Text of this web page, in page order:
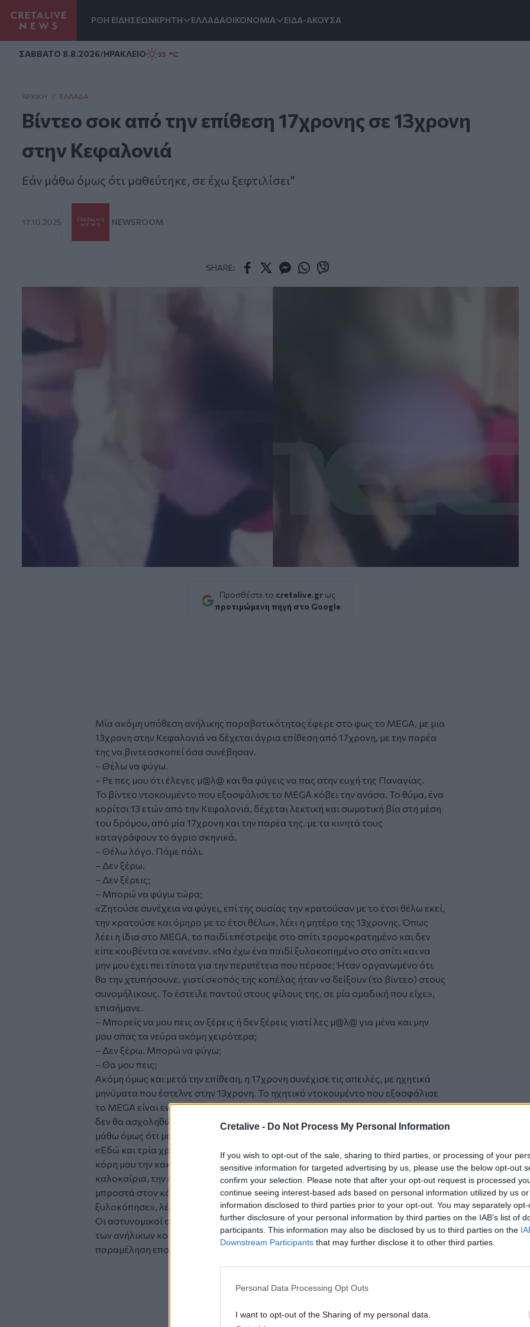
Cretalive - Do Not Process My Personal Information
If you wish to opt-out of the sale, sharing to third parties, or processing of your
sensitive information for targeted advertising by us, please use the below opt-out
confirm your selection. Please note that after your opt-out request is processed
continue seeing interest-based ads based on personal information utilized by us
information disclosed to third parties prior to your opt-out. You may separately
further disclosure of your personal information by third parties on the IAB’s list of
participants. This information may also be disclosed by us to third parties on the
Downstream Participants that may further disclose it to other third parties.
Personal Data Processing Opt Outs
I want to opt-out of the Sharing of my personal data.
ΡΟΗ ΕΙΔΗΣΕΩΝΚΡΗΤΗ ΕΛΛΑΔΑΟΙΚΟΝΟΜΙΑ ΕΙΔΑ-ΑΚΟΥΣΑ
ΣAΒΒΑΤΟ 8.8.2026/ΗΡΑΚΛΕΙΟ 33 °C
ΑΡΧΙΚΗ / ΕΛΛΆΔΑ
Βίντεο σοκ από την επίθεση 17χρονης σε 13χρονη
στην Κεφαλονιά
Εάν μάθω όμως ότι μαθεύτηκε, σε έχω ξεφτιλίσει"
17.10.2025 NEWSROOM
SHARE:
Προσθέστε το cretalive.gr ως
προτιμώμενη πηγή στο Google
Μία ακόμη υπόθεση ανήλικης παραβατικότητας έφερε στο φως το MEGA, με μια
13χρονη στην Κεφαλονιά να δέχεται άγρια επίθεση από 17χρονη, με την παρέα
της να βιντεοσκοπεί όσα συνέβησαν.
– Θέλω να φύγω.
– Ρε πες μου ότι έλεγες μ@λ@ και θα φύγεις να πας στην ευχή της Παναγίας.
Το βίντεο ντοκουμέντο που εξασφάλισε το MEGA κόβει την ανάσα. Το θύμα, ένα
κορίτσι 13 ετών από την Κεφαλονιά, δέχεται λεκτική και σωματική βία στη μέση
του δρόμου, από μία 17χρονη και την παρέα της, με τα κινητά τους
καταγράφουν το άγριο σκηνικό.
– Θέλω λόγο. Πάμε πάλι.
– Δεν ξέρω.
– Δεν ξέρεις;
– Μπορώ να φύγω τώρα;
«Ζητούσε συνέχεια να φύγει, επί της ουσίας την κρατούσαν με το έτσι θέλω εκεί,
την κρατούσε και όμηρο με το έτσι θέλω», λέει η μητέρα της 13χρονης. Όπως
λέει η ίδια στο MEGA, το παιδί επέστρεψε στο σπίτι τρομοκρατημένο και δεν
είπε κουβέντα σε κανέναν. «Να έχω ένα παιδί ξυλοκοπημένο στο σπίτι και να
μην μου έχει πει τίποτα για την περιπέτεια που πέρασε; Ήταν οργανωμένο ότι
θα την χτυπήσουνε, γιατί σκοπός της κοπέλας ήταν να δείξουν (το βίντεο) στους
συνομήλικους. Το έστειλε παντού στους φίλους της, σε μία ομαδική που είχε»,
επισήμανε.
– Μπορείς να μου πεις αν ξέρεις ή δεν ξέρεις γιατί λες μ@λ@ για μένα και μην
μου σπας τα νεύρα ακόμη χειρότερα;
– Δεν ξέρω. Μπορώ να φύγω;
– Θα μου πεις;
Ακόμη όμως και μετά την επίθεση, η 17χρονη συνέχισε τις απειλές, με ηχητικά
μηνύματα που έστελνε στην 13χρονη. Το ηχητικό ντοκουμέντο που εξασφάλισε
το MEGA είναι ενδεικτικό για τον εφιάλτη που βίωνε η νεαρή μαθήτρια. «Εγώ
δεν θα ασχοληθώ άλλο μαζί σου, ό,τι και να λες πήγαινε λέγε ό,τι θέλεις. Εάν
μάθω όμως ότι μαθεύτηκε, σε έχω ξεφτιλίσει, μόνο αυτό έχω να σου πω».
«Εδώ και τρία χρόνια, από τα 11 της, με την εισαγωγή της στο Γυμνάσιο, την
κόρη μου την κακοποιεί, την έβλεπε στην πλατεία τα απογεύματα, τα
καλοκαίρια, την έφτυνε μέσα στα μούτρα, την χλεύαζε, την χτύπαγε μπουνιές
μπροστά στον κόσμο συστηματικά, αυτή ήταν η τρίτη φορά που την
ξυλοκόπησε», λέει η μητέρα του θύματος.
Οι αστυνομικοί συνέλαβαν την 17χρονη, τους γονείς της καθώς και τους γονείς
των ανήλικων κοριτσιών που ήταν μπροστά στην επίθεση βιντεοσκοπώντας, για
παραμέληση εποπτείας ανηλίκων.